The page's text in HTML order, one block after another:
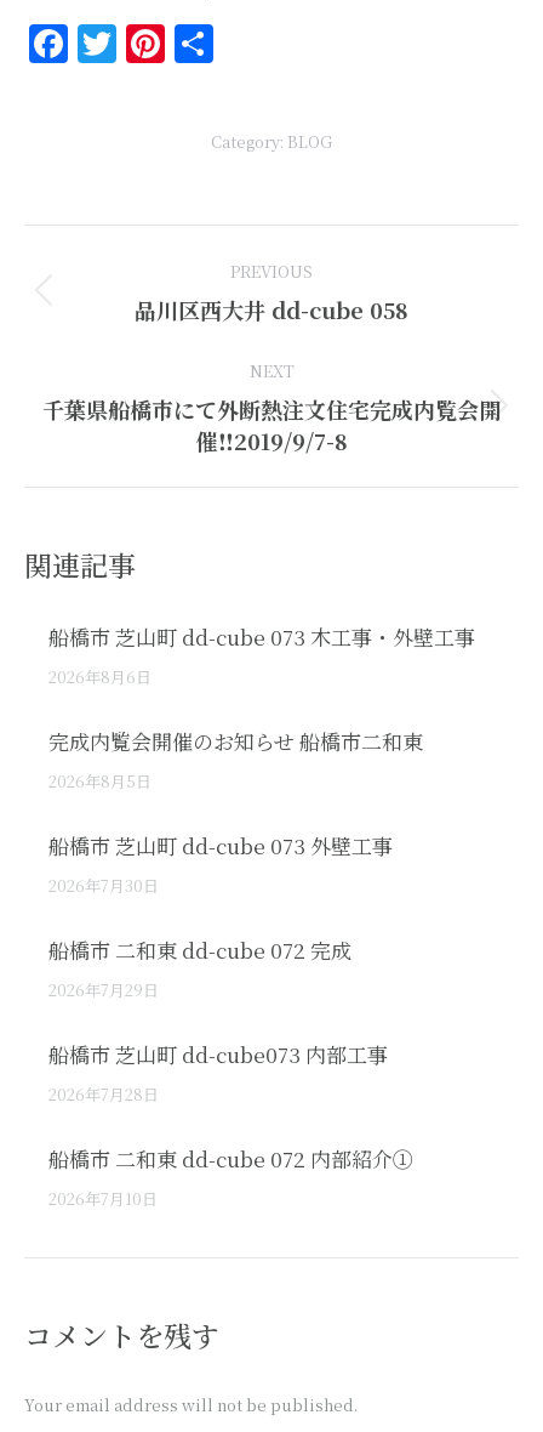
Facebook
Twitter
Pinterest
Category: BLOG
PREVIOUS
Previous
品川区西大井 dd-cube 058
NEXT
Next
post:
千葉県船橋市にて外断熱注文住宅完成内覧会開
催‼2019/9/7-8
関連記事
船橋市 芝山町 dd-cube 073 木工事・外壁工事
2026年8月6日
完成内覧会開催のお知らせ 船橋市二和東
2026年8月5日
船橋市 芝山町 dd-cube 073 外壁工事
2026年7月30日
船橋市 二和東 dd-cube 072 完成
2026年7月29日
船橋市 芝山町 dd-cube073 内部工事
2026年7月28日
船橋市 二和東 dd-cube 072 内部紹介①
2026年7月10日
コメントを残す
Your email address will not be published.